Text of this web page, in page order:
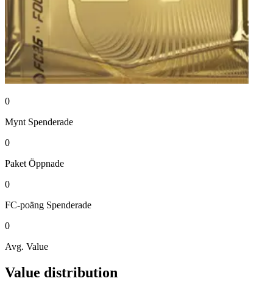
0
Mynt Spenderade
0
Paket Öppnade
0
FC-poäng Spenderade
0
Avg. Value
Value distribution